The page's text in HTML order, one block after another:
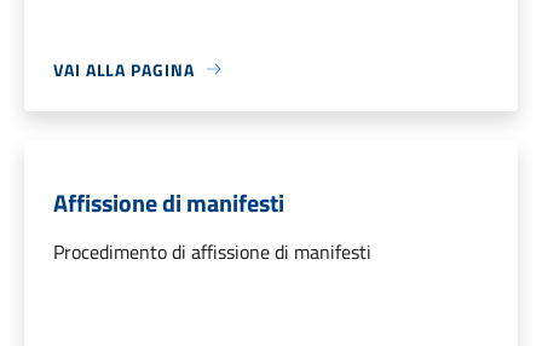
VAI ALLA PAGINA
Affissione di manifesti
Procedimento di affissione di manifesti